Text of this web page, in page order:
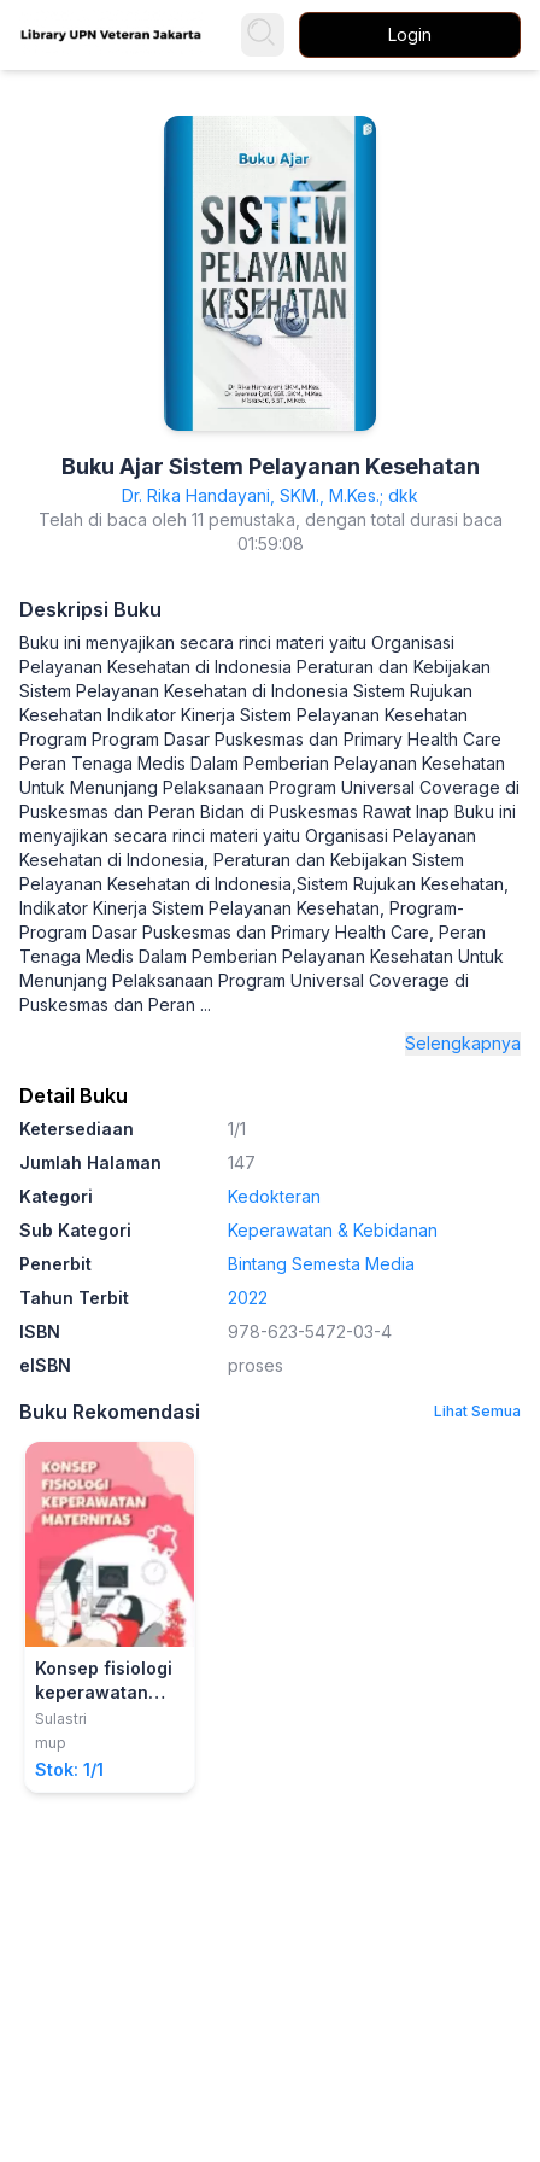
Login
Buku Ajar Sistem Pelayanan Kesehatan
Dr. Rika Handayani, SKM., M.Kes.; dkk
Telah di baca oleh 11 pemustaka, dengan total durasi baca
01:59:08
Deskripsi Buku
Buku ini menyajikan secara rinci materi yaitu Organisasi
Pelayanan Kesehatan di Indonesia Peraturan dan Kebijakan
Sistem Pelayanan Kesehatan di Indonesia Sistem Rujukan
Kesehatan Indikator Kinerja Sistem Pelayanan Kesehatan
Program Program Dasar Puskesmas dan Primary Health Care
Peran Tenaga Medis Dalam Pemberian Pelayanan Kesehatan
Untuk Menunjang Pelaksanaan Program Universal Coverage di
Puskesmas dan Peran Bidan di Puskesmas Rawat Inap Buku ini
menyajikan secara rinci materi yaitu Organisasi Pelayanan
Kesehatan di Indonesia, Peraturan dan Kebijakan Sistem
Pelayanan Kesehatan di Indonesia,Sistem Rujukan Kesehatan,
Indikator Kinerja Sistem Pelayanan Kesehatan, Program-
Program Dasar Puskesmas dan Primary Health Care, Peran
Tenaga Medis Dalam Pemberian Pelayanan Kesehatan Untuk
Menunjang Pelaksanaan Program Universal Coverage di
Puskesmas dan Peran ...
Selengkapnya
Detail Buku
Ketersediaan
1/1
Jumlah Halaman
147
Kategori
Kedokteran
Sub Kategori
Keperawatan & Kebidanan
Penerbit
Bintang Semesta Media
Tahun Terbit
2022
ISBN
978-623-5472-03-4
eISBN
proses
Buku Rekomendasi Lihat Semua
Konsep fisiologi
keperawatan
maternitas
Sulastri
mup
Stok: 1/1